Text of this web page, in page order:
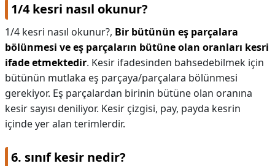
1/4 kesri nasıl okunur?
1/4 kesri nasıl okunur?, Bir bütünün eş parçalara
bölünmesi ve eş parçaların bütüne olan oranları kesri
ifade etmektedir. Kesir ifadesinden bahsedebilmek için
bütünün mutlaka eş parçaya/parçalara bölünmesi
gerekiyor. Eş parçalardan birinin bütüne olan oranına
kesir sayısı deniliyor. Kesir çizgisi, pay, payda kesrin
içinde yer alan terimlerdir.
6. sınıf kesir nedir?